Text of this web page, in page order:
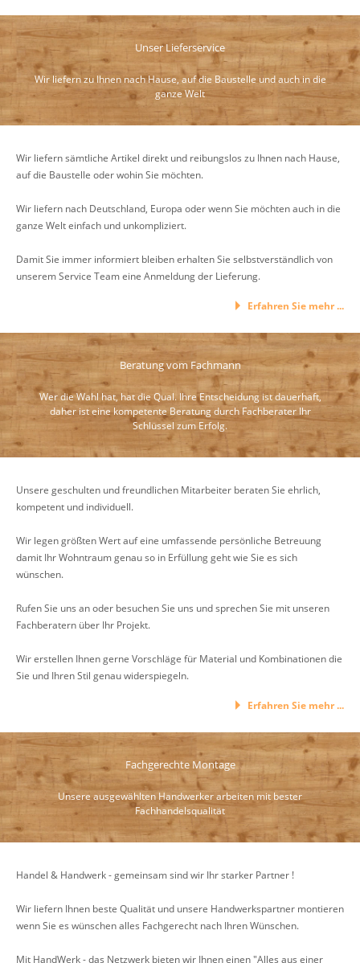
Unser Lieferservice
Wir liefern zu Ihnen nach Hause, auf die Baustelle und auch in die
ganze Welt
Wir liefern sämtliche Artikel direkt und reibungslos zu Ihnen nach Hause,
auf die Baustelle oder wohin Sie möchten.
Wir liefern nach Deutschland, Europa oder wenn Sie möchten auch in die
ganze Welt einfach und unkompliziert.
Damit Sie immer informiert bleiben erhalten Sie selbstverständlich von
unserem Service Team eine Anmeldung der Lieferung.
Erfahren Sie mehr ...
Beratung vom Fachmann
Wer die Wahl hat, hat die Qual. Ihre Entscheidung ist dauerhaft,
daher ist eine kompetente Beratung durch Fachberater Ihr
Schlüssel zum Erfolg.
Unsere geschulten und freundlichen Mitarbeiter beraten Sie ehrlich,
kompetent und individuell.
Wir legen größten Wert auf eine umfassende persönliche Betreuung
damit Ihr Wohntraum genau so in Erfüllung geht wie Sie es sich
wünschen.
Rufen Sie uns an oder besuchen Sie uns und sprechen Sie mit unseren
Fachberatern über Ihr Projekt.
Wir erstellen Ihnen gerne Vorschläge für Material und Kombinationen die
Sie und Ihren Stil genau widerspiegeln.
Erfahren Sie mehr ...
Fachgerechte Montage
Unsere ausgewählten Handwerker arbeiten mit bester
Fachhandelsqualität
Handel & Handwerk - gemeinsam sind wir Ihr starker Partner !
Wir liefern Ihnen beste Qualität und unsere Handwerkspartner montieren
wenn Sie es wünschen alles Fachgerecht nach Ihren Wünschen.
Mit HandWerk - das Netzwerk bieten wir Ihnen einen "Alles aus einer